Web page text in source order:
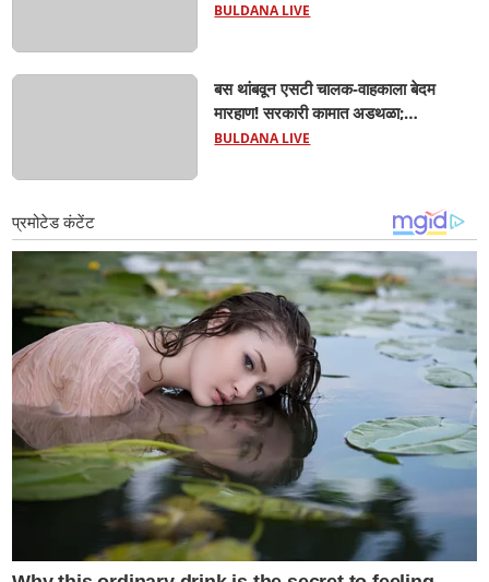
BULDANA LIVE
बस थांबवून एसटी चालक-वाहकाला बेदम
मारहाण! सरकारी कामात अडथळा;
प्रवाशांसमोर धिंगाणा घालणाऱ्या तिघांविरुद्ध
BULDANA LIVE